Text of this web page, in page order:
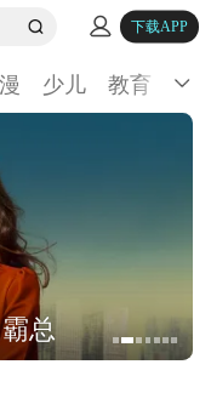
下载APP
少儿 教育 生
总